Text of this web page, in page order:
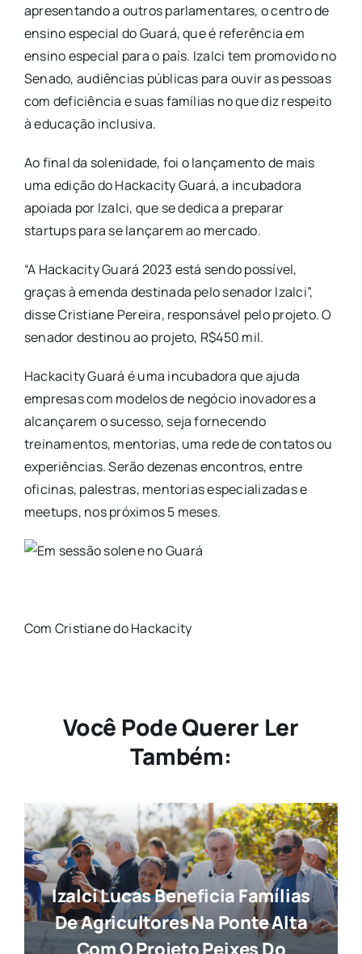
apresentando a outros parlamentares, o centro de
ensino especial do Guará, que é referência em
ensino especial para o país. Izalci tem promovido no
Senado, audiências públicas para ouvir as pessoas
com deficiência e suas famílias no que diz respeito
à educação inclusiva.
Ao final da solenidade, foi o lançamento de mais
uma edição do Hackacity Guará, a incubadora
apoiada por Izalci, que se dedica a preparar
startups para se lançarem ao mercado.
“A Hackacity Guará 2023 está sendo possível,
graças à emenda destinada pelo senador Izalci”,
disse Cristiane Pereira, responsável pelo projeto. O
senador destinou ao projeto, R$450 mil.
Hackacity Guará é uma incubadora que ajuda
empresas com modelos de negócio inovadores a
alcançarem o sucesso, seja fornecendo
treinamentos, mentorias, uma rede de contatos ou
experiências. Serão dezenas encontros, entre
oficinas, palestras, mentorias especializadas e
meetups, nos próximos 5 meses.
Com Cristiane do Hackacity
Você Pode Querer Ler
Também:
Izalci Lucas Beneficia Famílias
De Agricultores Na Ponte Alta